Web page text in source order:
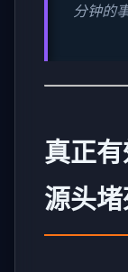
分钟的事
真正
源头